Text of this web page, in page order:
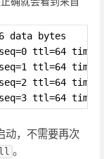
data bytes
ttl=64
ttl=64
ttl=64
ttl=64
动，不需要再次
。